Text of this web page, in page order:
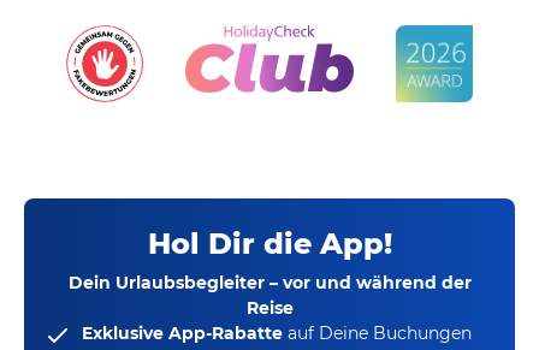
Hol Dir die App!
Dein Urlaubsbegleiter – vor und während der
Reise
Exklusive App-Rabatte auf Deine Buchungen